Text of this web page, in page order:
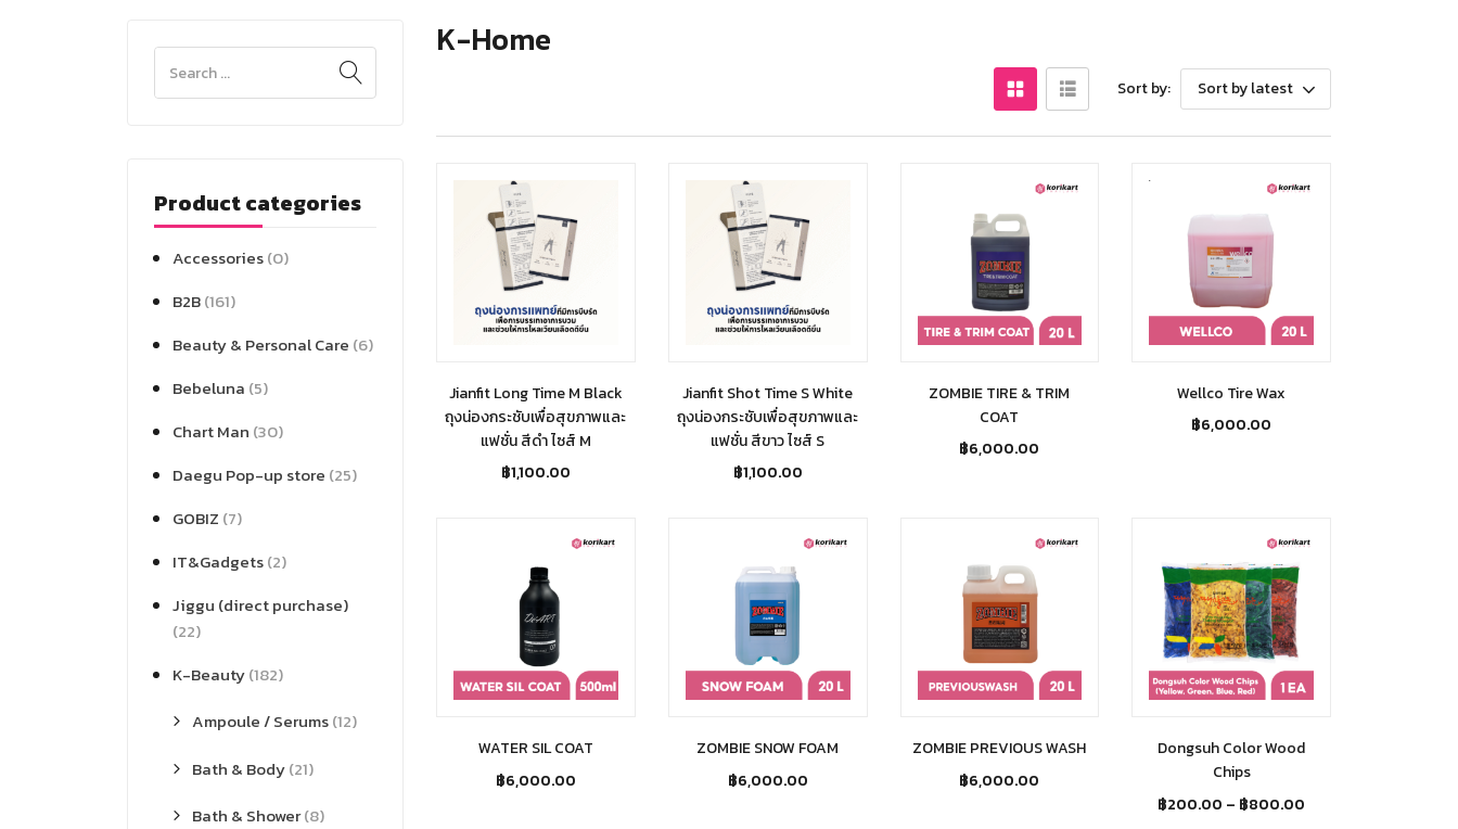
Product categories
Accessories(0)
B2B(161)
Beauty & Personal Care (6)
Bebeluna (5)
Chart Man (30)
Daegu Pop-up store (25)
GOBIZ (7)
IT&Gadgets(2)
Jiggu (direct purchase)
(22)
K-Beauty(182)
Ampoule / Serums(12)
Bath & Body(21)
Bath & Shower(8)
K-Home
Sort by: Sort by latest
Jianfit Long Time M Black
ถุงน่องกระชับเพื่อสุขภาพและ
แฟชั่น สีดำ ไซส์ M
฿1,100.00
Jianfit Shot Time S White
ถุงน่องกระชับเพื่อสุขภาพและ
แฟชั่น สีขาว ไซส์ S
฿1,100.00
ZOMBIE TIRE & TRIM
COAT
฿6,000.00
Wellco Tire Wax
฿6,000.00
WATER SIL COAT
฿6,000.00
ZOMBIE SNOW FOAM
฿6,000.00
ZOMBIE PREVIOUS WASH
฿6,000.00
Dongsuh Color Wood
Chips
฿200.00 – ฿800.00